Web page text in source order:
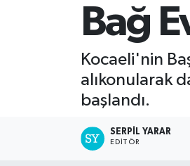
Bağ
Kocaeli'nin
alıkonularak
başlandı.
SERPİL YARAR
EDITÖR
Süper Lig Puan Durumu ve
Tüm Manşetler
Son Dakika Haberleri
Haber Arşivi